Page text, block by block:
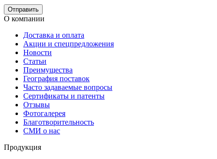
О компании
Доставка и оплата
Акции и спецпредложения
Новости
Статьи
Преимущества
География поставок
Часто задаваемые вопросы
Сертификаты и патенты
Отзывы
Фотогалерея
Благотворительность
СМИ о нас
Продукция